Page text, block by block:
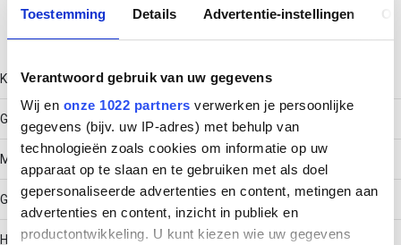
Toestemming Details Advertentie-instellingen
Verantwoord gebruik van uw gegevens
Wij en onze 1022 partners verwerken je persoonlijke
gegevens (bijv. uw IP-adres) met behulp van
technologieën zoals cookies om informatie op uw
apparaat op te slaan en te gebruiken met als doel
gepersonaliseerde advertenties en content, metingen aan
advertenties en content, inzicht in publiek en
productontwikkeling. U kunt kiezen wie uw gegevens
Technische gegevens
Kleur
Grijs
Model
Gesloten
Halogeenvrij